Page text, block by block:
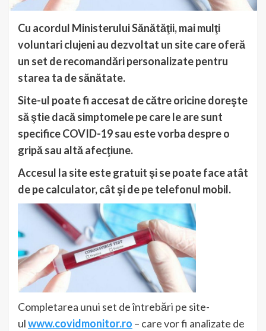
Cu acordul Ministerului Sănătăţii, mai mulţi
voluntari clujeni au dezvoltat un site care oferă
un set de recomandări personalizate pentru
starea ta de sănătate.
Site-ul poate fi accesat de către oricine doreşte
să ştie dacă simptomele pe care le are sunt
specifice COVID-19 sau este vorba despre o
gripă sau altă afecţiune.
Accesul la site este gratuit şi se poate face atât
de pe calculator, cât şi de pe telefonul mobil.
Completarea unui set de întrebări pe site-
ulwww.covidmonitor.ro – care vor fi analizate de